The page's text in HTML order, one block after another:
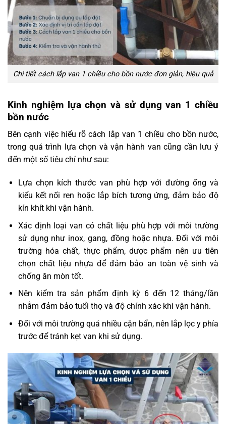
Chi tiết cách lắp van 1 chiều cho bồn nước đơn giản, hiệu quả
Kinh nghiệm lựa chọn và sử dụng van 1 chiều
bồn nước
Bên cạnh việc hiểu rõ cách lắp van 1 chiều cho bồn nước,
trong quá trình lựa chọn và vận hành van cũng cần lưu ý
đến một số tiêu chí như sau:
Lựa chọn kích thước van phù hợp với đường ống và
kiểu kết nối ren hoặc lắp bích tương ứng, đảm bảo độ
kín khít khi vận hành.
Xác định loại van có chất liệu phù hợp với môi trường
sử dụng như inox, gang, đồng hoặc nhựa. Đối với môi
trường hóa chất, thực phẩm, dược phẩm nên ưu tiên
chọn chất liệu nhựa để đảm bảo an toàn vệ sinh và
chống ăn mòn tốt.
Nên kiểm tra sản phẩm định kỳ 6 đến 12 tháng/lần
nhằm đảm bảo tuổi thọ và độ chính xác khi vận hành.
Đối với môi trường quá nhiều cặn bẩn, nên lắp lọc y phía
trước để tránh kẹt van khi sử dụng.